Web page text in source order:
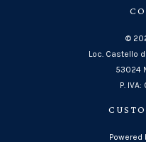
©
Loc. Castello
53024
P.
Powered